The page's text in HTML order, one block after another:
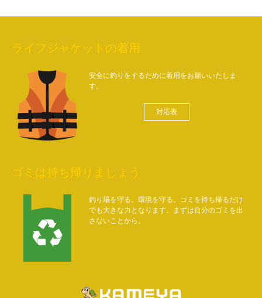
ライフジャケットの着用
安全に釣りをするために着用をお願いいたしま
す。
対応表
ゴミは持ち帰りましょう
釣り場を守る。環境を守る。ゴミを持ち帰るだけ
でも大きな力となります。まずは自分のゴミを出
さないことから。